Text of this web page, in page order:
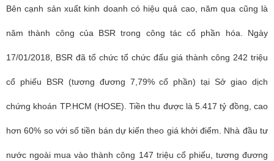
Bên cạnh sản xuất kinh doanh có hiệu quả cao, năm qua cũng là
năm thành công của BSR trong công tác cổ phần hóa. Ngày
17/01/2018, BSR đã tổ chức tổ chức đấu giá thành công 242 triệu
cổ phiếu BSR (tương đương 7,79% cổ phần) tại Sở giao dịch
chứng khoán TP.HCM (HOSE). Tiền thu được là 5.417 tỷ đồng, cao
hơn 60% so với số tiền bán dự kiến theo giá khởi điểm. Nhà đầu tư
nước ngoài mua vào thành công 147 triệu cổ phiếu, tương đương